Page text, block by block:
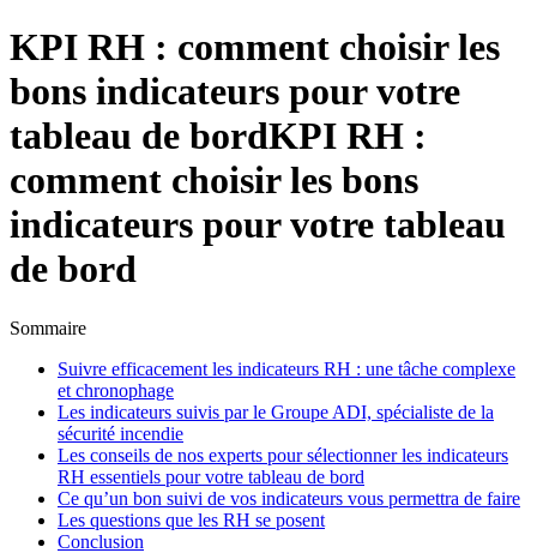
KPI RH : comment choisir les
bons indicateurs pour votre
tableau de bordKPI RH :
comment choisir les bons
indicateurs pour votre tableau
de bord
Sommaire
Suivre efficacement les indicateurs RH : une tâche complexe
et chronophage
Les indicateurs suivis par le Groupe ADI, spécialiste de la
sécurité incendie
Les conseils de nos experts pour sélectionner les indicateurs
RH essentiels pour votre tableau de bord
Ce qu’un bon suivi de vos indicateurs vous permettra de faire
Les questions que les RH se posent
Conclusion